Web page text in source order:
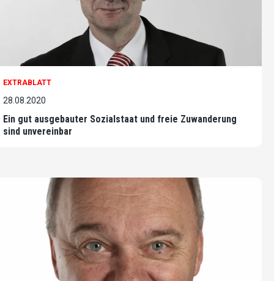
EXTRABLATT
28.08.2020
Ein gut ausgebauter Sozialstaat und freie Zuwanderung
sind unvereinbar